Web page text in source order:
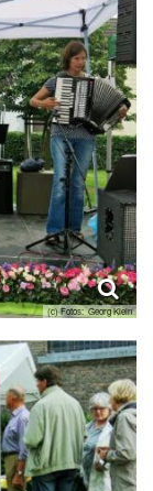
(c) Fotos: Georg Klein